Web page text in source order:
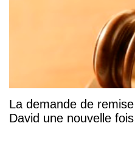
La demande de
David une nouvelle